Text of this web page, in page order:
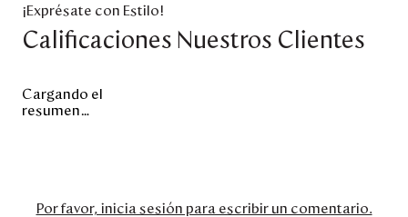
¡Exprésate con Estilo!
Calificaciones Nuestros Clientes
Cargando el
resumen…
Por favor, inicia sesión para escribir un comentario.